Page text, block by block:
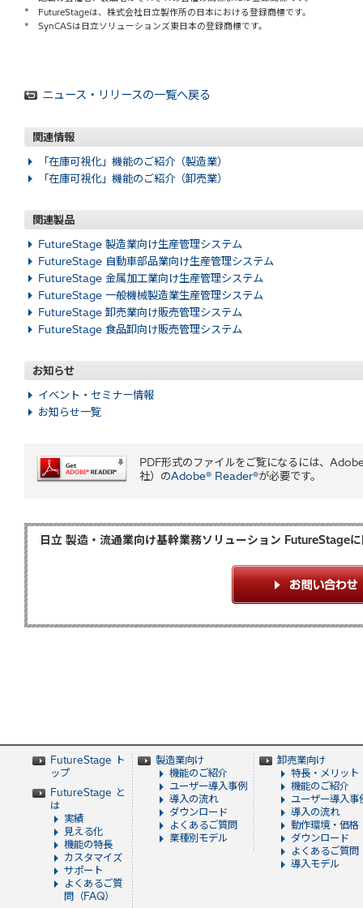
*
FutureStageは、株式会社日立製作所の日本における登録商標です。
*
SynCASは日立ソリューションズ東日本の登録商標です。
ニュース・リリースの一覧へ戻る
関連情報
「在庫可視化」機能のご紹介（製造業）
「在庫可視化」機能のご紹介（卸売業）
関連製品
FutureStage 製造業向け生産管理システム
FutureStage 自動車部品業向け生産管理システム
FutureStage 金属加工業向け生産管理システム
FutureStage 一般機械製造業生産管理システム
FutureStage 卸売業向け販売管理システム
FutureStage 食品卸向け販売管理システム
お知らせ
イベント・セミナー情報
お知らせ一覧
PDF形式のファイルをご覧になるには、
社）のAdobe® Reader®が必要です。
日立 製造・流通業向け基幹業務ソリューション FutureStage
FutureStage ト
ップ
FutureStage と
は
実績
見える化
機能の特長
カスタマイズ
サポート
よくあるご質
問（FAQ）
製造業向け
機能のご紹介
ユーザー導入事例
導入の流れ
ダウンロード
よくあるご質問
業種別モデル
卸売業向け
特長・メリット
機能のご紹介
ユーザー導入事
導入の流れ
動作環境・価格
ダウンロード
よくあるご質問
導入モデル